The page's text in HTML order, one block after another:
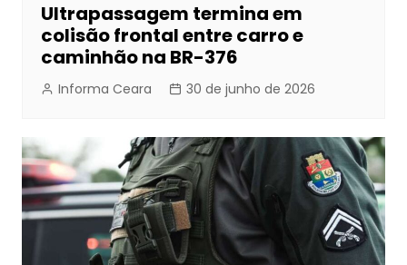
Ultrapassagem termina em
colisão frontal entre carro e
caminhão na BR-376
Informa Ceara 30 de junho de 2026